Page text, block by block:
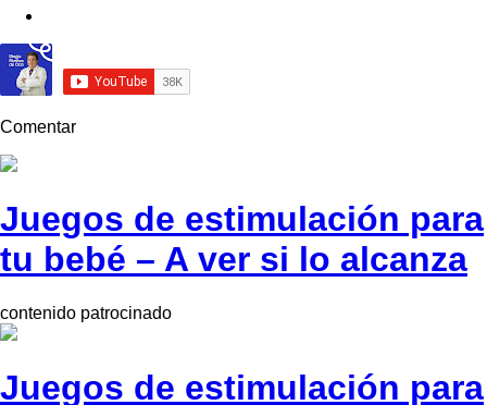
Comentar
Juegos de estimulación para
tu bebé – A ver si lo alcanza
contenido patrocinado
Juegos de estimulación para